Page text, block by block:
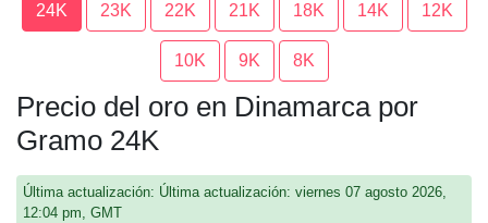
24K 23K 22K 21K 18K 14K 12K
10K 9K 8K
Precio del oro en Dinamarca por
Gramo 24K
Última actualización: Última actualización: viernes 07 agosto 2026,
12:04 pm, GMT